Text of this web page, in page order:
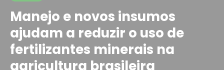
Manejo e novos insumos
ajudam a reduzir o uso de
fertilizantes minerais na
agricultura brasileira